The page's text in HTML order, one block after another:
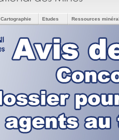
Cartographie Etudes Ressources